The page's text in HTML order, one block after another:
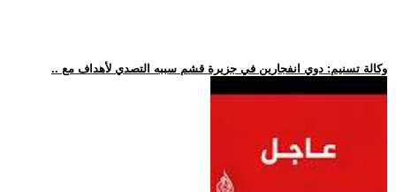
.. وكالة تسنيم: دوي انفجارين في جزيرة قشم سببه التصدي لأهداف مع